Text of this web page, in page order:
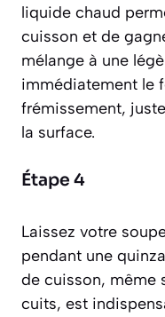
liquide chaud
cuisson et de
mélange à une
immédiatement le
frémissement,
la surface.
Étape 4
Laissez votre
pendant une
de cuisson, même
cuits, est